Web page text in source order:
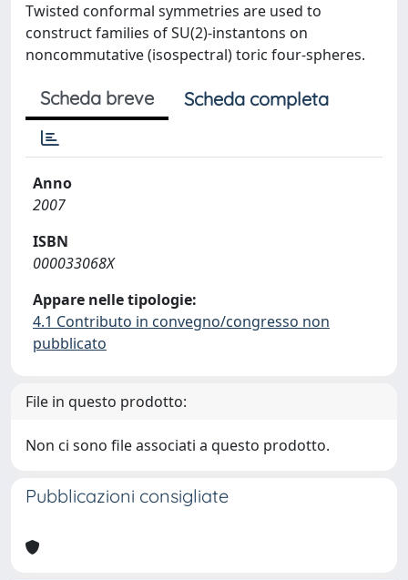
Twisted conformal symmetries are used to
construct families of SU(2)-instantons on
noncommutative (isospectral) toric four-spheres.
Scheda breve Scheda completa
Anno
2007
ISBN
000033068X
Appare nelle tipologie:
4.1 Contributo in convegno/congresso non
pubblicato
File in questo prodotto:
Non ci sono file associati a questo prodotto.
Pubblicazioni consigliate